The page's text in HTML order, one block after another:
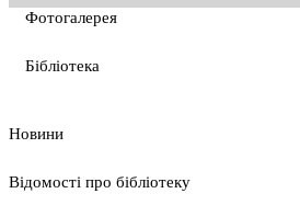
Фотогалерея
Бібліотека
Новини
Відомості про бібліотеку